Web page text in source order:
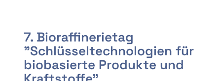
7. Bioraffinerietag
"Schlüsseltechnologien für
biobasierte Produkte und